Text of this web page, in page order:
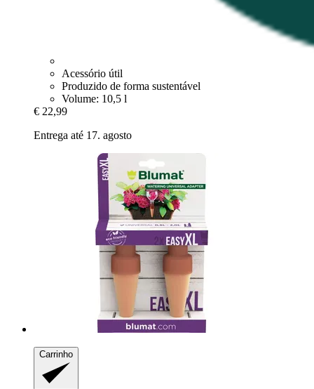
Acessório útil
Produzido de forma sustentável
Volume: 10,5 l
€ 22,99
Entrega até 17. agosto
Carrinho